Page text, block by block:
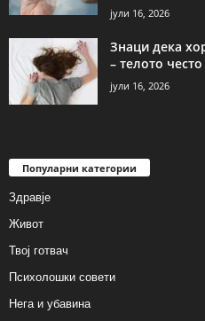
јули 16, 2026
Знаци дека
– телото
јули 16, 2026
Популарни категории
Здравје
Живот
Твој готвач
Психолошки совети
Нега и убавина